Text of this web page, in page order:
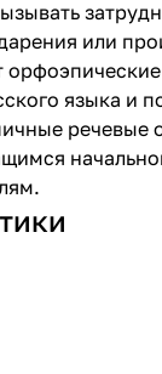
или
языка и
речевые